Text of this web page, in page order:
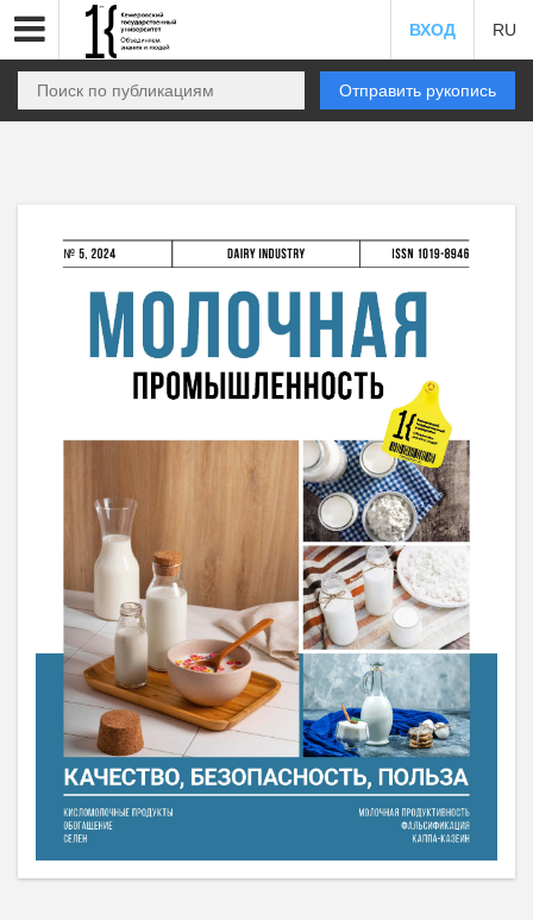
ВХОД RU
Отправить рукопись